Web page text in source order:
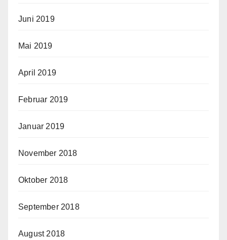
Juni 2019
Mai 2019
April 2019
Februar 2019
Januar 2019
November 2018
Oktober 2018
September 2018
August 2018